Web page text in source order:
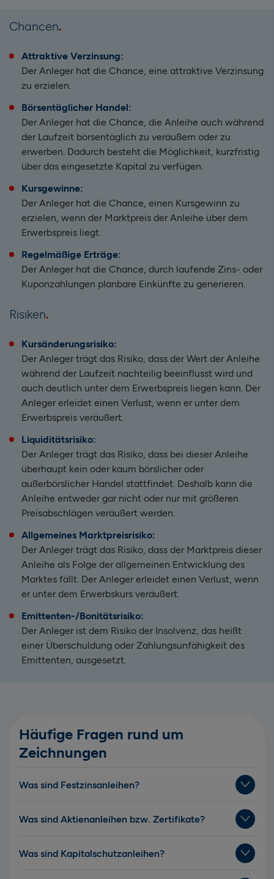
Chancen
Attraktive Verzinsung:
Der Anleger hat die Chance, eine attraktive Verzinsung
zu erzielen.
Börsentäglicher Handel:
Der Anleger hat die Chance, die Anleihe auch während
der Laufzeit börsentäglich zu veräußern oder zu
erwerben. Dadurch besteht die Möglichkeit, kurzfristig
über das eingesetzte Kapital zu verfügen.
Kursgewinne:
Der Anleger hat die Chance, einen Kursgewinn zu
erzielen, wenn der Marktpreis der Anleihe über dem
Erwerbspreis liegt.
Regelmäßige Erträge:
Der Anleger hat die Chance, durch laufende Zins- oder
Kuponzahlungen planbare Einkünfte zu generieren.
Risiken
Kursänderungsrisiko:
Der Anleger trägt das Risiko, dass der Wert der Anleihe
während der Laufzeit nachteilig beeinflusst wird und
auch deutlich unter dem Erwerbspreis liegen kann. Der
Anleger erleidet einen Verlust, wenn er unter dem
Erwerbspreis veräußert.
Liquiditätsrisiko:
Der Anleger trägt das Risiko, dass bei dieser Anleihe
überhaupt kein oder kaum börslicher oder
außerbörslicher Handel stattfindet. Deshalb kann die
Anleihe entweder gar nicht oder nur mit größeren
Preisabschlägen veräußert werden.
Allgemeines Marktpreisrisiko:
Der Anleger trägt das Risiko, dass der Marktpreis dieser
Anleihe als Folge der allgemeinen Entwicklung des
Marktes fällt. Der Anleger erleidet einen Verlust, wenn
er unter dem Erwerbskurs veräußert.
Emittenten-/Bonitätsrisiko:
Der Anleger ist dem Risiko der Insolvenz, das heißt
einer Überschuldung oder Zahlungsunfähigkeit des
Emittenten, ausgesetzt.
Häufige Fragen rund um
Zeichnungen
Was sind Festzinsanleihen?
Was sind Aktienanleihen bzw. Zertifikate?
Was sind Kapitalschutzanleihen?